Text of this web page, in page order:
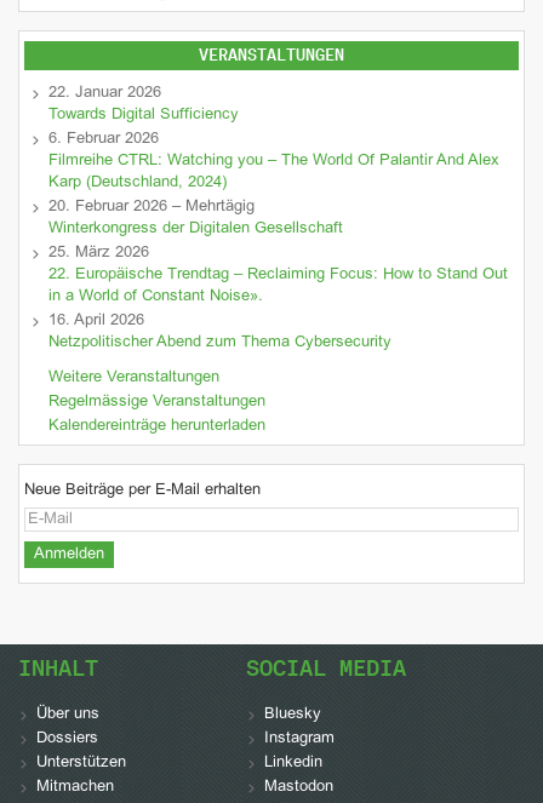
VERANSTALTUNGEN
22. Januar 2026
Towards Digital Sufficiency
6. Februar 2026
Filmreihe CTRL: Watching you – The World Of Palantir And Alex
Karp (Deutschland, 2024)
20. Februar 2026 – Mehrtägig
Winterkongress der Digitalen Gesellschaft
25. März 2026
22. Europäische Trendtag – Reclaiming Focus: How to Stand Out
in a World of Constant Noise».
16. April 2026
Netzpolitischer Abend zum Thema Cybersecurity
Weitere Veranstaltungen
Regelmässige Veranstaltungen
Kalendereinträge herunterladen
Neue Beiträge per E-Mail erhalten
INHALT
Über uns
Dossiers
Unterstützen
Mitmachen
SOCIAL MEDIA
Bluesky
Instagram
Linkedin
Mastodon